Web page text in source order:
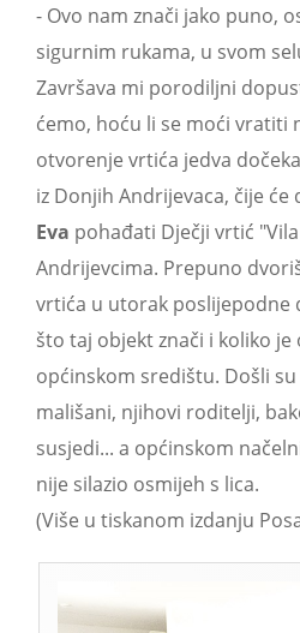
- Ovo nam znači jako puno,
sigurnim rukama, u svom
Završava mi porodiljni
ćemo, hoću li se moći vratiti
otvorenje vrtića jedva
iz Donjih Andrijevaca, čije će
Eva pohađati Dječji vrtić
Andrijevcima. Prepuno
vrtića u utorak poslijepodne
što taj objekt znači i koliko je
općinskom središtu. Došli
mališani, njihovi roditelji,
susjedi... a općinskom
nije silazio osmijeh s lica.
(Više u tiskanom izdanju